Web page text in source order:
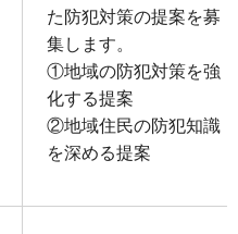
た防犯対策の提案を募
集します。
①地域の防犯対策を強
化する提案
②地域住民の防犯知識
を深める提案